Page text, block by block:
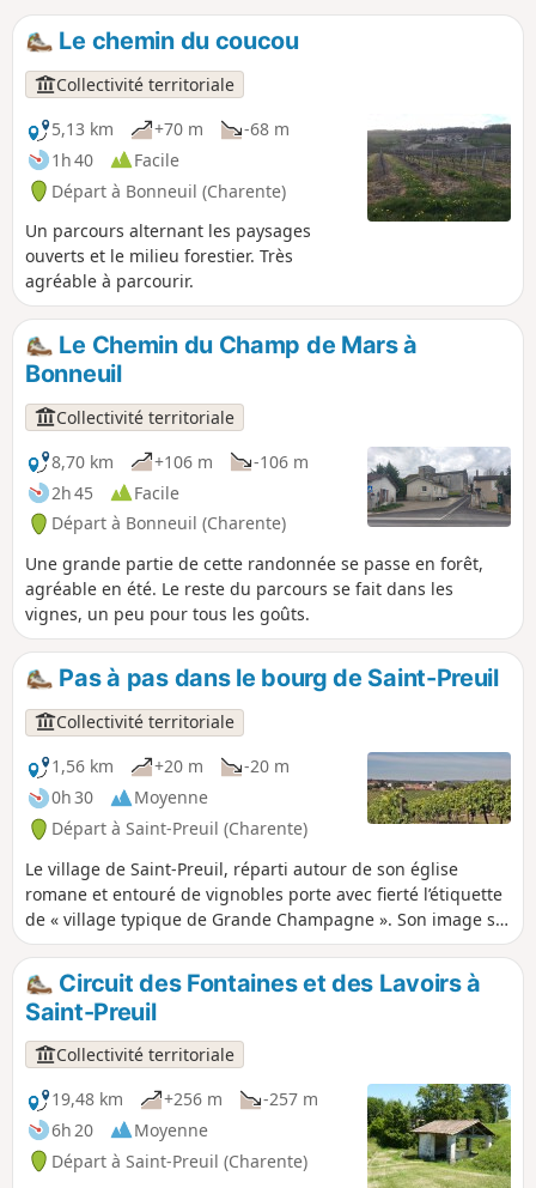
Le chemin du coucou
Collectivité territoriale
5,13 km
+70 m
-68 m
1h 40
Facile
Départ à Bonneuil (Charente)
Un parcours alternant les paysages
ouverts et le milieu forestier. Très
agréable à parcourir.
Le Chemin du Champ de Mars à
Bonneuil
Collectivité territoriale
8,70 km
+106 m
-106 m
2h 45
Facile
Départ à Bonneuil (Charente)
Une grande partie de cette randonnée se passe en forêt,
agréable en été. Le reste du parcours se fait dans les
vignes, un peu pour tous les goûts.
Pas à pas dans le bourg de Saint-Preuil
Collectivité territoriale
1,56 km
+20 m
-20 m
0h 30
Moyenne
Départ à Saint-Preuil (Charente)
Le village de Saint-Preuil, réparti autour de son église
romane et entouré de vignobles porte avec fierté l’étiquette
de « village typique de Grande Champagne ». Son image se
retrouve dans de nombreux supports liés à l’œnotourisme
en Pays de Cognac. Incroyable que ce petit village de 280
habitants assure, presqu’à lui seul, la promotion du plus
prestigieux des spiritueux dans le monde entier.
Circuit des Fontaines et des Lavoirs à
Saint-Preuil
Collectivité territoriale
19,48 km
+256 m
-257 m
6h 20
Moyenne
Départ à Saint-Preuil (Charente)